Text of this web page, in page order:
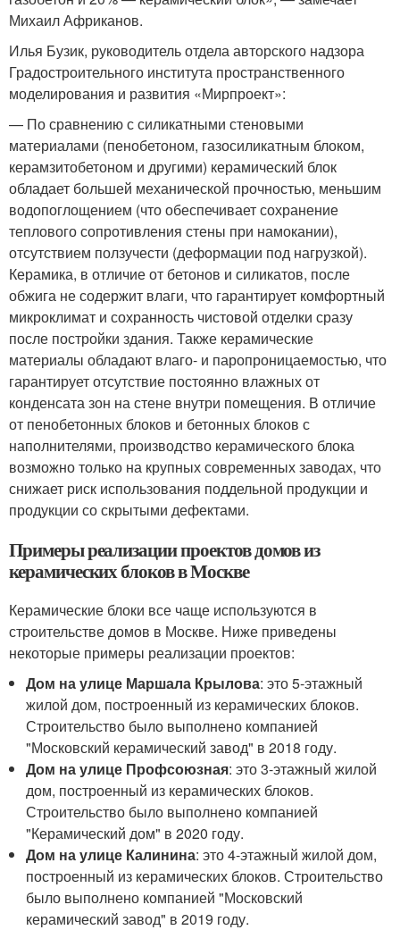
Михаил Африканов.
Илья Бузик, руководитель отдела авторского надзора
Градостроительного института пространственного
моделирования и развития «Мирпроект»:
— По сравнению с силикатными стеновыми
материалами (пенобетоном, газосиликатным блоком,
керамзитобетоном и другими) керамический блок
обладает большей механической прочностью, меньшим
водопоглощением (что обеспечивает сохранение
теплового сопротивления стены при намокании),
отсутствием ползучести (деформации под нагрузкой).
Керамика, в отличие от бетонов и силикатов, после
обжига не содержит влаги, что гарантирует комфортный
микроклимат и сохранность чистовой отделки сразу
после постройки здания. Также керамические
материалы обладают влаго- и паропроницаемостью, что
гарантирует отсутствие постоянно влажных от
конденсата зон на стене внутри помещения. В отличие
от пенобетонных блоков и бетонных блоков с
наполнителями, производство керамического блока
возможно только на крупных современных заводах, что
снижает риск использования поддельной продукции и
продукции со скрытыми дефектами.
Примеры реализации проектов домов из
керамических блоков в Москве
Керамические блоки все чаще используются в
строительстве домов в Москве. Ниже приведены
некоторые примеры реализации проектов:
Дом на улице Маршала Крылова: это 5-этажный
жилой дом, построенный из керамических блоков.
Строительство было выполнено компанией
"Московский керамический завод" в 2018 году.
Дом на улице Профсоюзная: это 3-этажный жилой
дом, построенный из керамических блоков.
Строительство было выполнено компанией
"Керамический дом" в 2020 году.
Дом на улице Калинина: это 4-этажный жилой дом,
построенный из керамических блоков. Строительство
было выполнено компанией "Московский
керамический завод" в 2019 году.